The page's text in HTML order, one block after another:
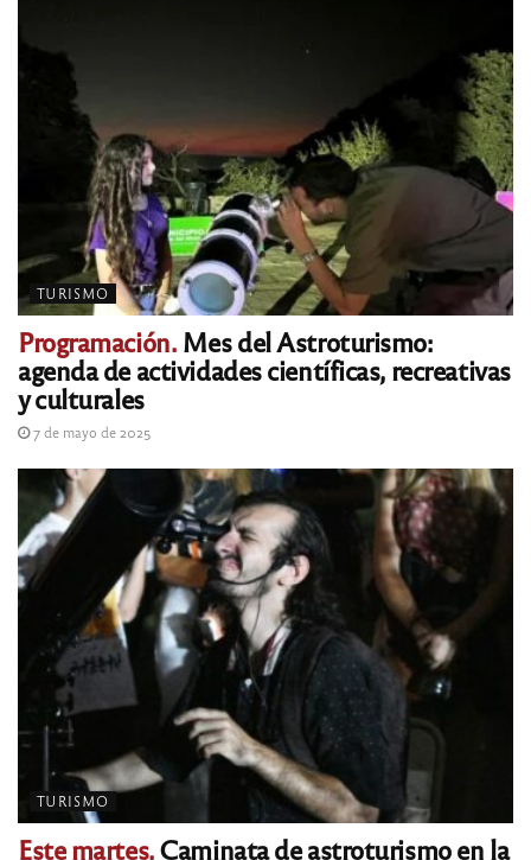
TURISMO
Programación.Mes del Astroturismo:
agenda de actividades científicas, recreativas
y culturales
7 de mayo de 2025
TURISMO
Este martes.Caminata de astroturismo en la